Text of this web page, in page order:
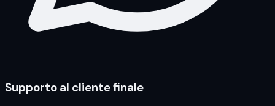
Supporto al cliente finale